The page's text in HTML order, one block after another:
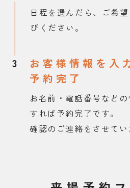
日程を選んだら、ご希
びください。
3
お客様情報を入
予約完了
お名前・電話番号など
すれば予約完了です。
確認のご連絡をさせてい